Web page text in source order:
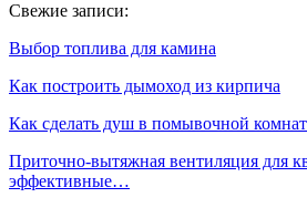
Свежие записи:
Выбор топлива для камина
Как построить дымоход из кирпича
Как сделать душ в помывочной
Приточно-вытяжная вентиляция для
эффективные…